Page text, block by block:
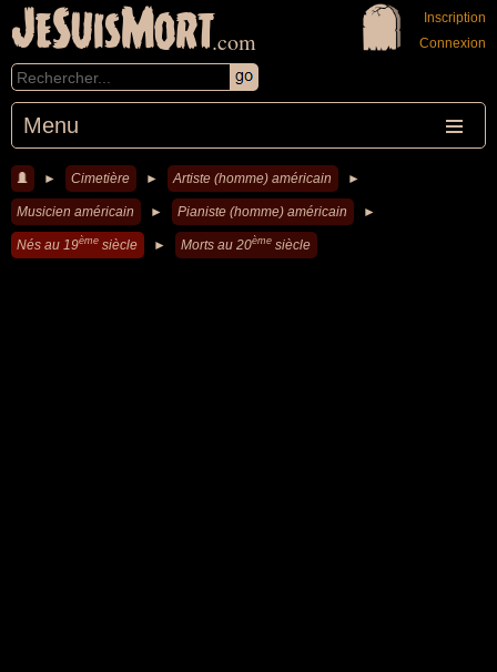
JeSuisMort.com
Menu
Inscription
Connexion
► Cimetière ► Artiste (homme) américain ►
Musicien américain ► Pianiste (homme) américain ►
Nés au 19ème siècle ► Morts au 20ème siècle